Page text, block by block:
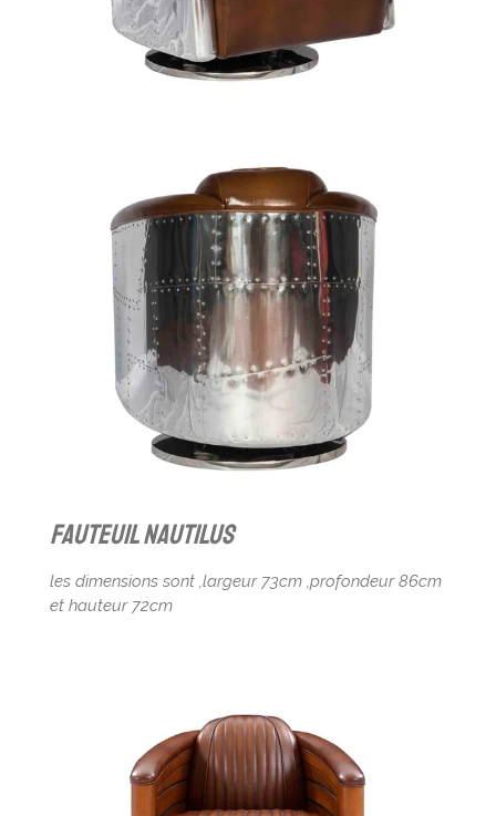
fauteuil nautilus
les dimensions sont ,largeur 73cm ,profondeur 86cm
et hauteur 72cm